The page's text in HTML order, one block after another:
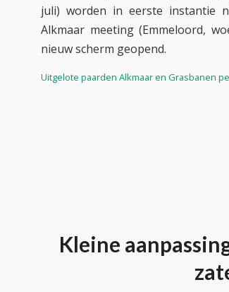
juli) worden in eerste instantie
Alkmaar meeting (Emmeloord,
nieuw scherm geopend.
Uitgelote paarden Alkmaar en Grasbanen
Kleine